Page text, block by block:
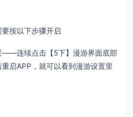
按以下步骤开启
连续点击【5下】漫游界面底部
启APP，就可以看到漫游设置里